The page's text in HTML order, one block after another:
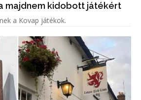
majdnem kidobott játékért
a Kovap játékok.